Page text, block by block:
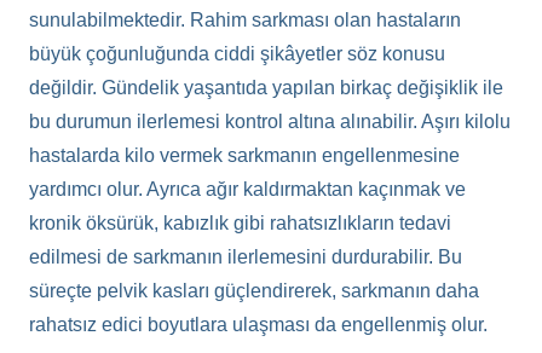
sunulabilmektedir. Rahim sarkması olan hastaların
büyük çoğunluğunda ciddi şikâyetler söz konusu
değildir. Gündelik yaşantıda yapılan birkaç değişiklik ile
bu durumun ilerlemesi kontrol altına alınabilir. Aşırı kilolu
hastalarda kilo vermek sarkmanın engellenmesine
yardımcı olur. Ayrıca ağır kaldırmaktan kaçınmak ve
kronik öksürük, kabızlık gibi rahatsızlıkların tedavi
edilmesi de sarkmanın ilerlemesini durdurabilir. Bu
süreçte pelvik kasları güçlendirerek, sarkmanın daha
rahatsız edici boyutlara ulaşması da engellenmiş olur.